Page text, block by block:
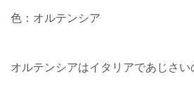
色：オルテンシア
オルテンシアはイタリアであじさい